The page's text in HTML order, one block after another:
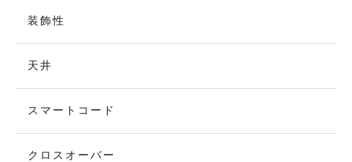
装飾性
天井
スマートコード
クロスオーバー